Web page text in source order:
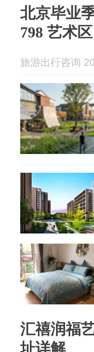
北京毕业
798 艺术
旅游出行咨询
汇禧润福
址详解